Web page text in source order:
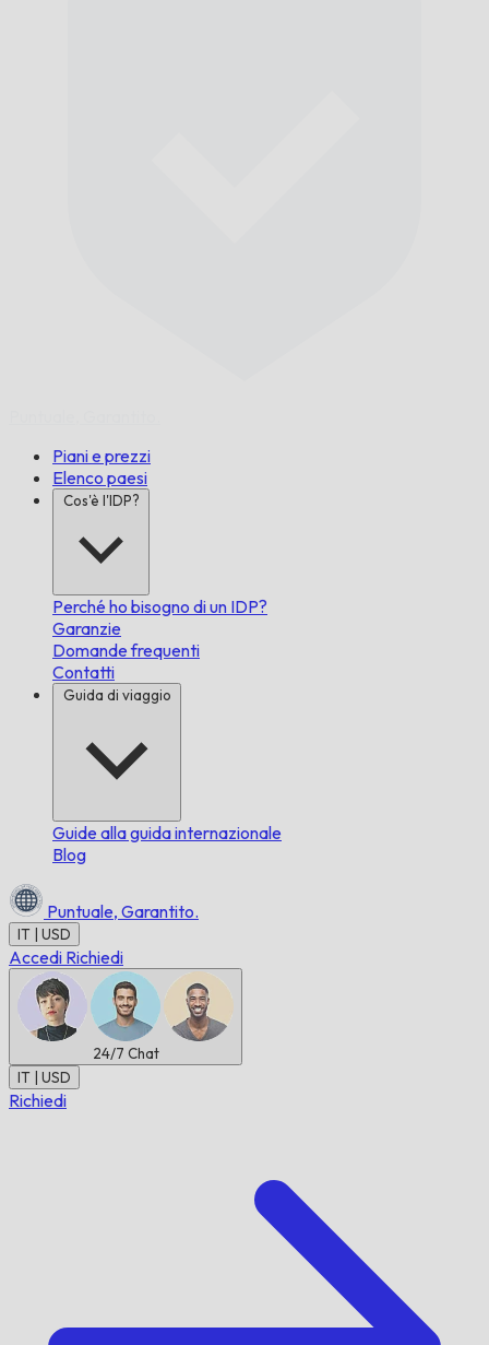
Piani e prezzi
Elenco paesi
Cos'è l'IDP?
Perché ho bisogno di un IDP?
Garanzie
Domande frequenti
Contatti
Guida di viaggio
Guide alla guida internazionale
Blog
Puntuale, Garantito.
IT | USD
Accedi Richiedi
24/7 Chat
IT | USD
Richiedi